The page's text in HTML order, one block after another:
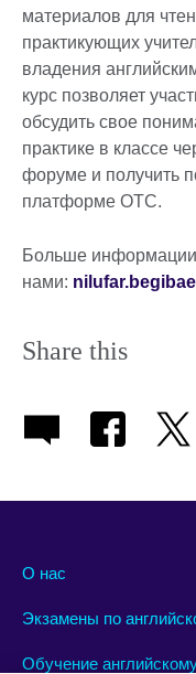
материалов для
практикующих
владения
курс позволяет
обсудить свое
практике в классе
форуме и получить
платформе OTC.
Больше информации
нами:
Share this
О нас
Экзамены по
Обучение